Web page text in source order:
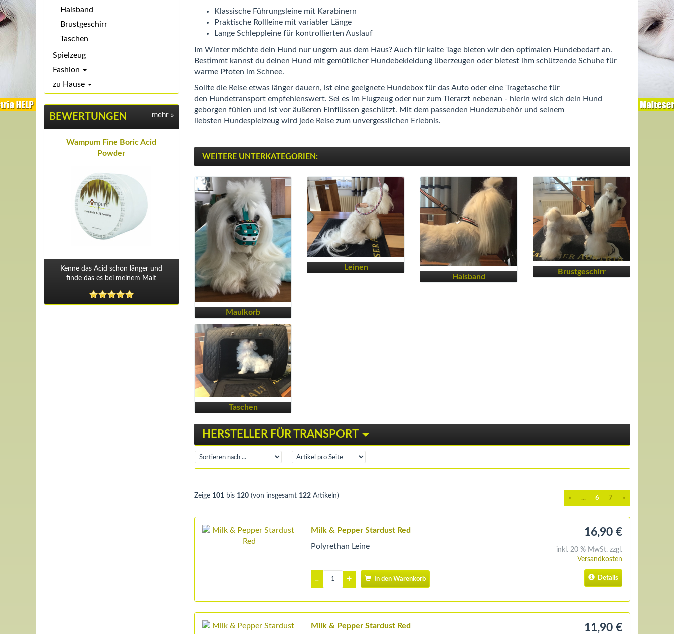
Halsband
Brustgeschirr
Taschen
Spielzeug
Fashion
zu Hause
BEWERTUNGEN mehr »
Wampum Fine Boric Acid
Powder
Kenne das Acid schon länger und
finde das es bei meinem Malt
Klassische Führungsleine mit Karabinern
Praktische Rollleine mit variabler Länge
Lange Schleppleine für kontrollierten Auslauf
Im Winter möchte dein Hund nur ungern aus dem Haus? Auch für kalte Tage bieten wir den optimalen Hundebedarf an.
Bestimmt kannst du deinen Hund mit gemütlicher Hundebekleidung überzeugen oder bietest ihm schützende Schuhe für
warme Pfoten im Schnee.
Sollte die Reise etwas länger dauern, ist eine geeignete Hundebox für das Auto oder eine Tragetasche für
den Hundetransport empfehlenswert. Sei es im Flugzeug oder nur zum Tierarzt nebenan - hierin wird sich dein Hund
geborgen fühlen und ist vor äußeren Einflüssen geschützt. Mit dem passenden Hundezubehör und seinem
liebsten Hundespielzeug wird jede Reise zum unvergesslichen Erlebnis.
WEITERE UNTERKATEGORIEN:
Maulkorb
Leinen
Halsband
Brustgeschirr
Taschen
HERSTELLER FÜR TRANSPORT
Zeige 101 bis 120 (von insgesamt 122 Artikeln) « ... 6 7 »
Milk & Pepper Stardust Red
Polyrethan Leine
– + In den Warenkorb
16,90 €
inkl. 20 % MwSt. zzgl.
Versandkosten
Details
Milk & Pepper Stardust Red
11,90 €